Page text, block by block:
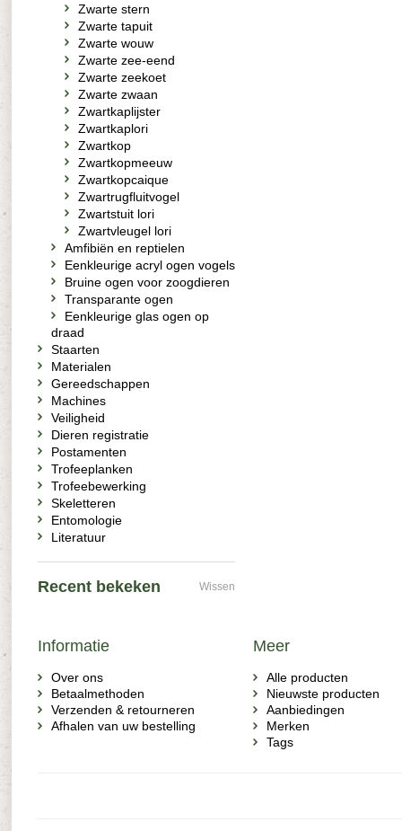
Zwarte stern
Zwarte tapuit
Zwarte wouw
Zwarte zee-eend
Zwarte zeekoet
Zwarte zwaan
Zwartkaplijster
Zwartkaplori
Zwartkop
Zwartkopmeeuw
Zwartkopcaique
Zwartrugfluitvogel
Zwartstuit lori
Zwartvleugel lori
Amfibiën en reptielen
Eenkleurige acryl ogen vogels
Bruine ogen voor zoogdieren
Transparante ogen
Eenkleurige glas ogen op
draad
Staarten
Materialen
Gereedschappen
Machines
Veiligheid
Dieren registratie
Postamenten
Trofeeplanken
Trofeebewerking
Skeletteren
Entomologie
Literatuur
Recent bekeken Wissen
Informatie
Over ons
Betaalmethoden
Verzenden & retourneren
Afhalen van uw bestelling
Meer
Alle producten
Nieuwste producten
Aanbiedingen
Merken
Tags